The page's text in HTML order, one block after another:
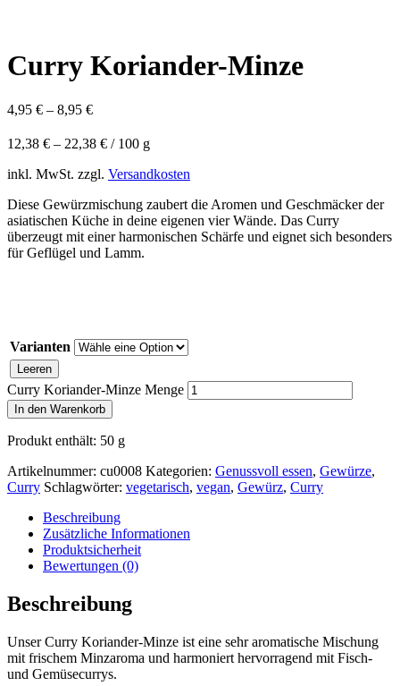
Curry Koriander-Minze
4,95 € – 8,95 €
12,38 € – 22,38 € / 100 g
inkl. MwSt. zzgl. Versandkosten
Diese Gewürzmischung zaubert die Aromen und Geschmäcker der
asiatischen Küche in deine eigenen vier Wände. Das Curry
überzeugt mit einer harmonischen Schärfe und eignet sich besonders
für Geflügel und Lamm.
Varianten
Leeren
Curry Koriander-Minze Menge
In den Warenkorb
Produkt enthält: 50 g
Artikelnummer: cu0008 Kategorien: Genussvoll essen, Gewürze,
Curry Schlagwörter: vegetarisch, vegan, Gewürz, Curry
Beschreibung
Zusätzliche Informationen
Produktsicherheit
Bewertungen (0)
Beschreibung
Unser Curry Koriander-Minze ist eine sehr aromatische Mischung
mit frischem Minzaroma und harmoniert hervorragend mit Fisch-
und Gemüsecurrys.